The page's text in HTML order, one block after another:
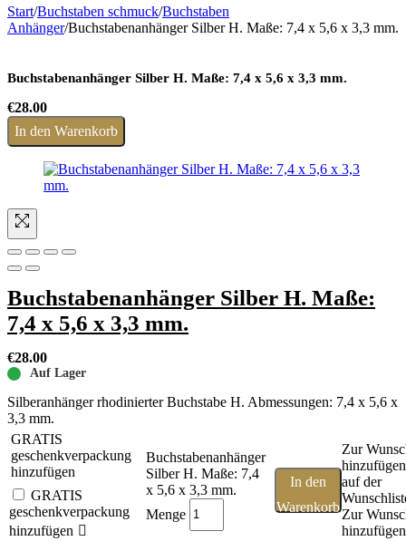
Start/Buchstaben schmuck/Buchstaben
Anhänger/Buchstabenanhänger Silber H. Maße: 7,4 x 5,6 x 3,3 mm.
Buchstabenanhänger Silber H. Maße: 7,4 x 5,6 x 3,3 mm.
€28.00
In den Warenkorb
Buchstabenanhänger Silber H. Maße:
7,4 x 5,6 x 3,3 mm.
€28.00
Auf Lager
Silberanhänger rhodinierter Buchstabe H. Abmessungen: 7,4 x 5,6 x
3,3 mm.
GRATIS
geschenkverpackung
hinzufügen
GRATIS
geschenkverpackung
hinzufügen
Buchstabenanhänger
Silber H. Maße: 7,4
x 5,6 x 3,3 mm.
Menge
In den
Warenkorb
Zur
hinzufügen
auf der
Zur
hinzufügen